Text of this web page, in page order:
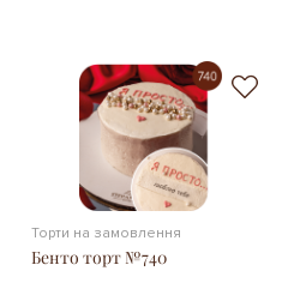
Торти на замовлення
Бенто торт №740